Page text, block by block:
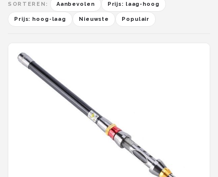
Mikado
SORTEREN: Aanbevolen Prijs: laag-hoog
Prijs: hoog-laag Nieuwste Populair